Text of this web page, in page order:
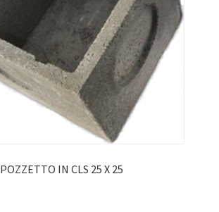
POZZETTO IN CLS 25 X 25